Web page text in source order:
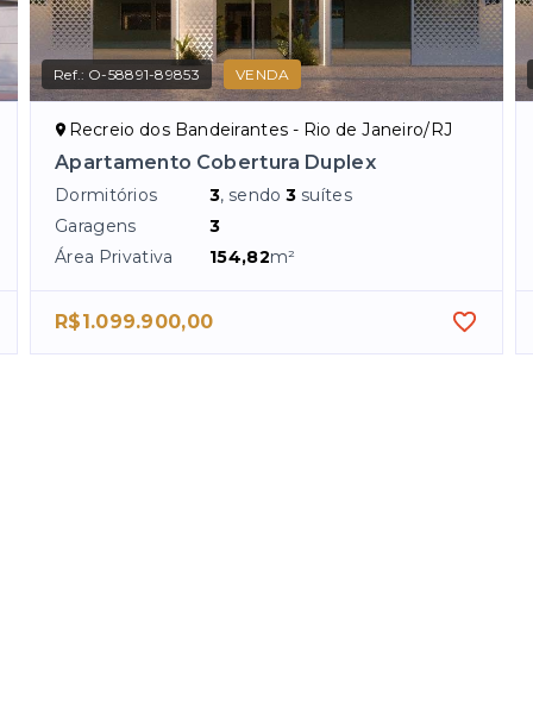
Ref.: O-58891-89853 VENDA
Recreio dos Bandeirantes - Rio de Janeiro/RJ
Apartamento Cobertura Duplex
Dormitórios 3, sendo3 suítes
Garagens
3
Área Privativa
154,82m²
R$1.099.900,00